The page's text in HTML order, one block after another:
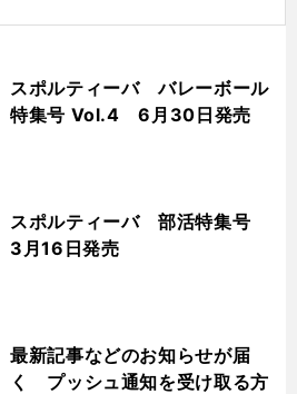
スポルティーバ バレーボール
特集号 Vol.4 6月30日発売
スポルティーバ 部活特集号
3月16日発売
最新記事などのお知らせが届
く プッシュ通知を受け取る方